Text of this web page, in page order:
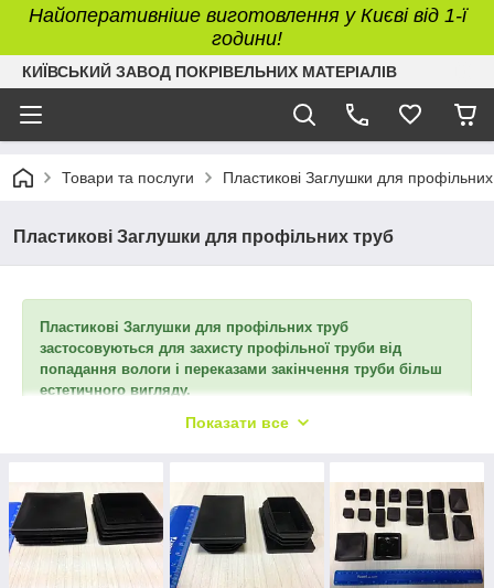
Найоперативніше виготовлення у Києві від 1-ї
години!
КИЇВСЬКИЙ ЗАВОД ПОКРІВЕЛЬНИХ МАТЕРІАЛІВ
Товари та послуги Пластикові Заглушки для
Пластикові Заглушки для профільних труб
Пластикові Заглушки для профільних труб
застосовуються для захисту профільної труби від
попадання вологи і переказами закінчення труби більш
естетичного вигляду.
ціною! У цій групі представлені основні, найбільш
ходові заглушки, але якщо раптом не виявилося
розміру, який Вам потрібен, ви можете уточнити у
нашого відділу продажів по телефону або за
допомогою
вайбер,скайп,e-mail
Показати все